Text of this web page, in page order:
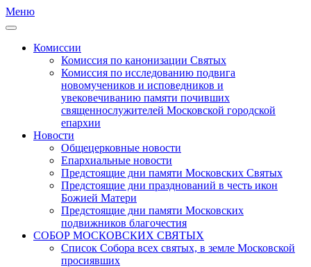
Меню
Комиссии
Комиссия по канонизации Святых
Комиссия по исследованию подвига
новомучеников и исповедников и
увековечиванию памяти почивших
священнослужителей Московской городской
епархии
Новости
Общецерковные новости
Епархиальные новости
Предстоящие дни памяти Московских Святых
Предстоящие дни празднований в честь икон
Божией Матери
Предстоящие дни памяти Московских
подвижников благочестия
СОБОР МОСКОВСКИХ СВЯТЫХ
Список Собора всех святых, в земле Московской
просиявших